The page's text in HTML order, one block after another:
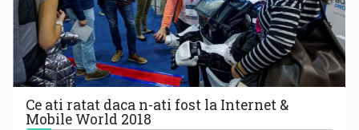
Ce ati ratat daca n-ati fost la Internet &
Mobile World 2018